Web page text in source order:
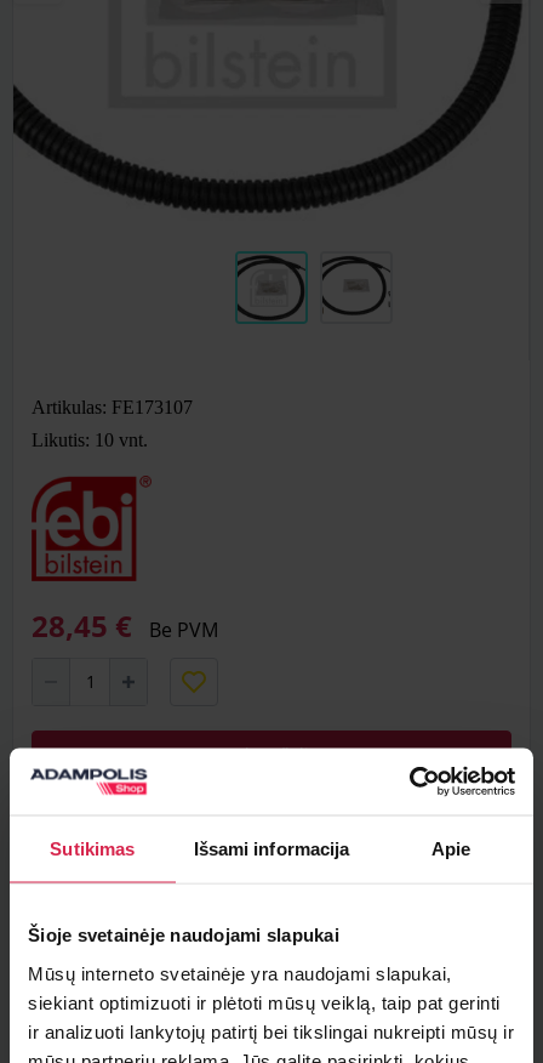
Sutikimas Išsami informacija Apie
Šioje svetainėje naudojami slapukai
Mūsų interneto svetainėje yra naudojami slapukai,
siekiant optimizuoti ir plėtoti mūsų veiklą, taip pat gerinti
ir analizuoti lankytojų patirtį bei tikslingai nukreipti mūsų ir
Artikulas: FE173107
Likutis: 10 vnt.
28,45 € Be PVM
Į krepšelį
Pakuotės informacija 1vnt.
Radai pigiau ?